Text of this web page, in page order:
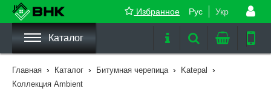
Рус Укр
Избранное
Каталог
Главная › Каталог › Битумная черепица › Katepal ›
Коллекция Ambient